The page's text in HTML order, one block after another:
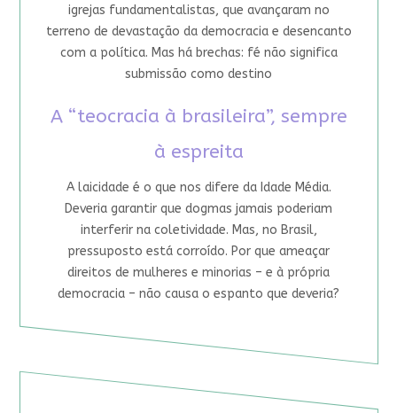
igrejas fundamentalistas, que avançaram no
terreno de devastação da democracia e desencanto
com a política. Mas há brechas: fé não significa
submissão como destino
A “teocracia à brasileira”, sempre
à espreita
A laicidade é o que nos difere da Idade Média.
Deveria garantir que dogmas jamais poderiam
interferir na coletividade. Mas, no Brasil,
pressuposto está corroído. Por que ameaçar
direitos de mulheres e minorias – e à própria
democracia – não causa o espanto que deveria?